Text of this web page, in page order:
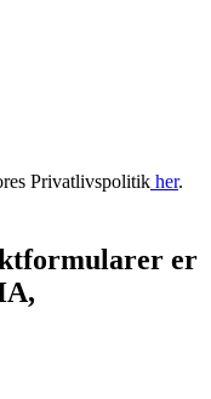
Privatlivspolitik her.
er